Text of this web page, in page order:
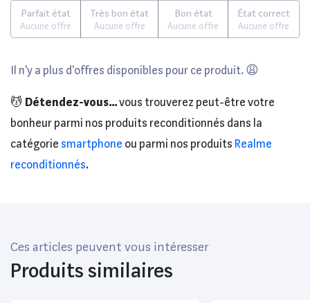
Parfait état
Aucune offre
Très bon état
Aucune offre
Bon état
Aucune offre
État correct
Aucune offre
Il n'y a plus d'offres disponibles pour ce produit. 😩
💆 Détendez-vous...vous trouverez peut-être votre
bonheur parmi nos produits reconditionnés dans la
catégorie smartphone ou parmi nos produits Realme
reconditionnés.
Ces articles peuvent vous intéresser
Produits similaires